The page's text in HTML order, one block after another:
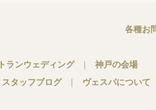
各種お
ランウェディング ｜
神戸の会場
スタッフブログ ｜ ヴェスパについて